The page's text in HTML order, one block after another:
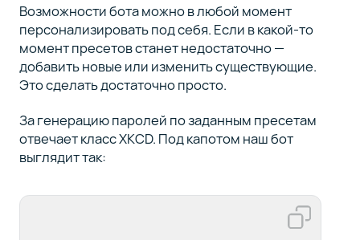
Возможности бота можно в любой момент
персонализировать под себя. Если в какой-то
момент пресетов станет недостаточно —
добавить новые или изменить существующие.
Это сделать достаточно просто.
За генерацию паролей по заданным пресетам
отвечает класс XKCD. Под капотом наш бот
выглядит так: